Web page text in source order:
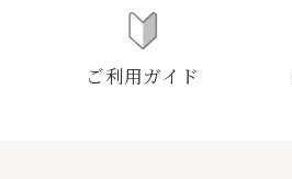
ご利用ガイド